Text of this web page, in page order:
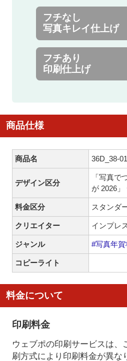
フチなし
写真キレイ仕上げ
フチあり
印刷仕上げ
商品仕様
商品名 36D_38-01
デザイン区分
「写真で
が 2026」
料金区分 スタンダ
クリエイター インプレ
ジャンル #写真年賀
コピーライト
料金について
印刷料金
ウェブポの印刷サービスは、
刷方式により印刷料金が異な